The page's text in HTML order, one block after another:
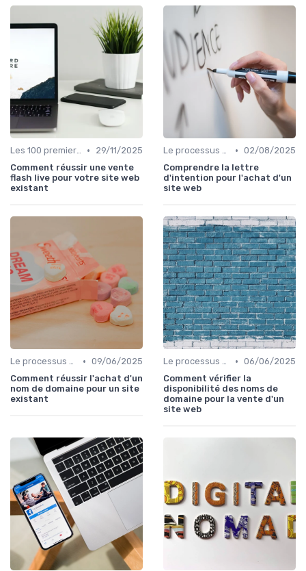
Les 100 premiers jours après la reprise •
29/11/2025
Comment réussir une vente
flash live pour votre site web
existant
Le processus d'acquisition • 02/08/2025
Comprendre la lettre
d'intention pour l'achat d'un
site web
Le processus d'acquisition • 09/06/2025
Comment réussir l'achat d'un
nom de domaine pour un site
existant
Le processus d'acquisition • 06/06/2025
Comment vérifier la
disponibilité des noms de
domaine pour la vente d'un
site web